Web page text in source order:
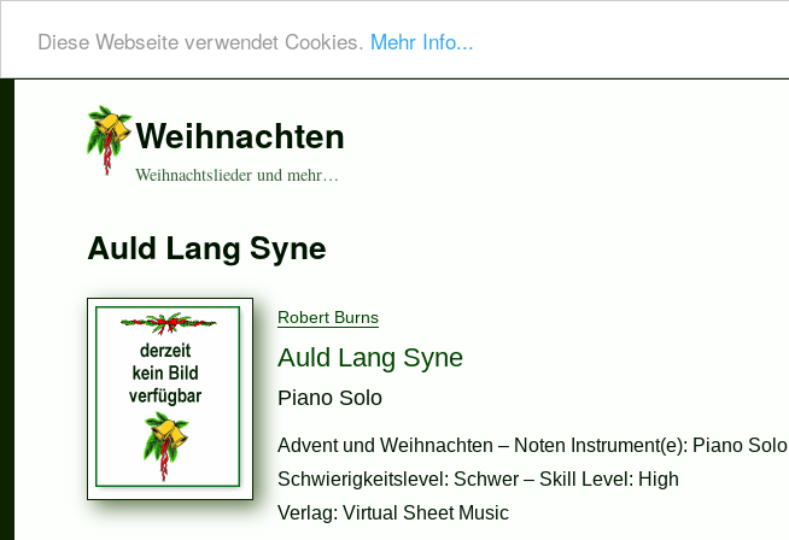
Diese Webseite verwendet Cookies. Mehr Info...
Weihnachten
Weihnachtslieder und mehr…
Auld Lang Syne
Robert Burns
Auld Lang Syne
Piano Solo
Advent und Weihnachten – Noten Instrument(e): Piano Solo
Schwierigkeitslevel: Schwer – Skill Level: High
Verlag: Virtual Sheet Music